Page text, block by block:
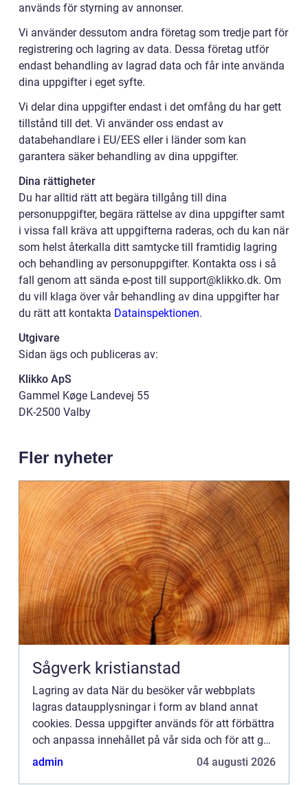
används för styrning av annonser.
Vi använder dessutom andra företag som tredje part för
registrering och lagring av data. Dessa företag utför
endast behandling av lagrad data och får inte använda
dina uppgifter i eget syfte.
Vi delar dina uppgifter endast i det omfång du har gett
tillstånd till det. Vi använder oss endast av
databehandlare i EU/EES eller i länder som kan
garantera säker behandling av dina uppgifter.
Dina rättigheter
Du har alltid rätt att begära tillgång till dina
personuppgifter, begära rättelse av dina uppgifter samt
i vissa fall kräva att uppgifterna raderas, och du kan när
som helst återkalla ditt samtycke till framtidig lagring
och behandling av personuppgifter. Kontakta oss i så
fall genom att sända e-post till support@klikko.dk. Om
du vill klaga över vår behandling av dina uppgifter har
du rätt att kontakta Datainspektionen.
Utgivare
Sidan ägs och publiceras av:
Klikko ApS
Gammel Køge Landevej 55
DK-2500 Valby
Fler nyheter
Sågverk kristianstad
Lagring av data När du besöker vår webbplats
lagras dataupplysningar i form av bland annat
cookies. Dessa uppgifter används för att förbättra
och anpassa innehållet på vår sida och för att ge
dig så bra information som möjligt. Om du inte vill
admin 04 augusti 2026